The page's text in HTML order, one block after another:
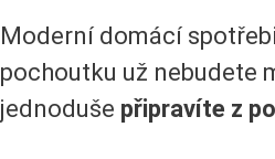
Moderní domácí
pochoutku už nebudete
jednoduše připravíte z